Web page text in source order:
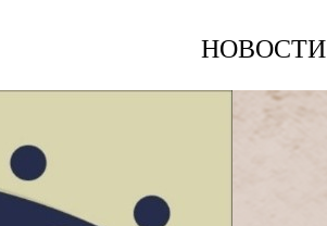
НОВОСТИ